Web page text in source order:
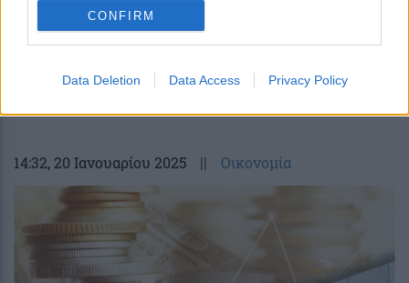
CONFIRM
Data Deletion Data Access Privacy Policy
Νέες χρεώσεις από τις εταιρείες
διασύνδεσης POS: Οι πρώτες αντιδράσεις
του εμπορικού κόσμου
14:32, 20 Ιανουαρίου 2025 || Οικονομία